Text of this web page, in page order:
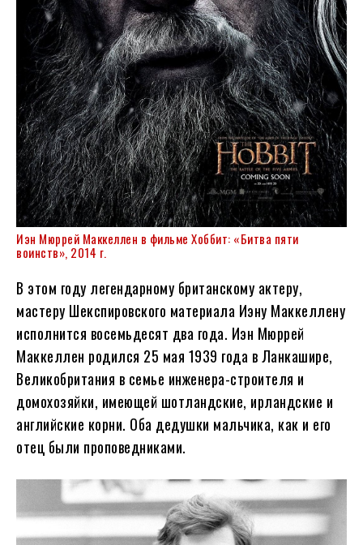
Иэн Мюррей Маккеллен в фильме Хоббит: «Битва пяти
воинств», 2014 г.
В этом году легендарному британскому актеру,
мастеру Шекспировского материала Иэну Маккеллену
исполнится восемьдесят два года. Иэн Мюррей
Маккеллен родился 25 мая 1939 года в Ланкашире,
Великобритания в семье инженера-строителя и
домохозяйки, имеющей шотландские, ирландские и
английские корни. Оба дедушки мальчика, как и его
отец были проповедниками.